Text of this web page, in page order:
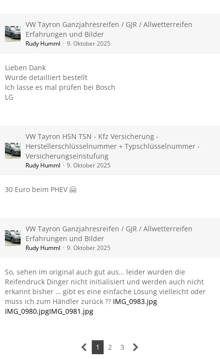
VW Tayron Ganzjahresreifen / GJR / Allwetterreifen
Erfahrungen und Bilder
Rudy Humml 9. Oktober 2025
Lieben Dank
Wurde detailliert bestellt
Ich lasse es mal prüfen bei Bosch
LG
VW Tayron HSN TSN - Kfz Versicherung -
Herstellerschlüsselnummer + Typschlüsselnummer -
Versicherungseinstufung
Rudy Humml 9. Oktober 2025
30 Euro beim PHEV 🤗
VW Tayron Ganzjahresreifen / GJR / Allwetterreifen
Erfahrungen und Bilder
Rudy Humml 9. Oktober 2025
So, sehen im original auch gut aus… leider wurden die
Reifendruck Dinger nicht initialisiert und werden auch nicht
erkannt bisher … gibt es eine einfache Lösung vielleicht oder
muss ich zum Händler zurück ?? IMG_0983.jpg
IMG_0980.jpgIMG_0981.jpg
1 2 3